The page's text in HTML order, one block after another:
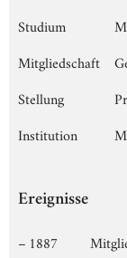
Studium
Mitgliedschaft
Stellung
Institution
Ereignisse
– 1887